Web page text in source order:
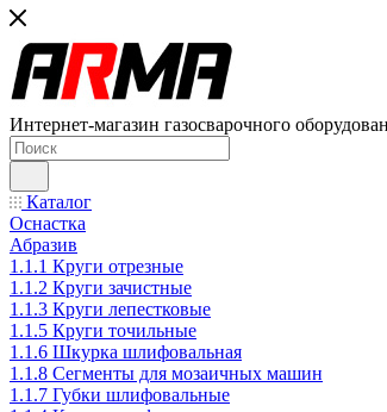
Интернет-магазин газосварочного
Каталог
Оснастка
Абразив
1.1.1 Круги отрезные
1.1.2 Круги зачистные
1.1.3 Круги лепестковые
1.1.5 Круги точильные
1.1.6 Шкурка шлифовальная
1.1.8 Сегменты для мозаичных машин
1.1.7 Губки шлифовальные